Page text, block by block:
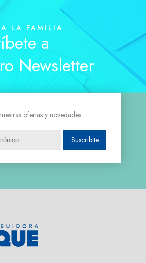
LA FAMILIA
a
Newsletter
ofertas y novedades
Suscribite